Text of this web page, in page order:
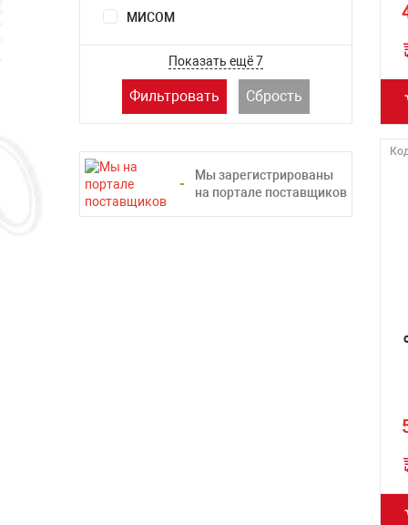
МИСОМ
Показать ещё 7
Фильтровать Сбрость
Мы зарегистрированы
на портале поставщиков